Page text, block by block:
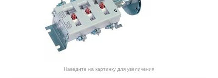
Наведите на картинку для увеличения